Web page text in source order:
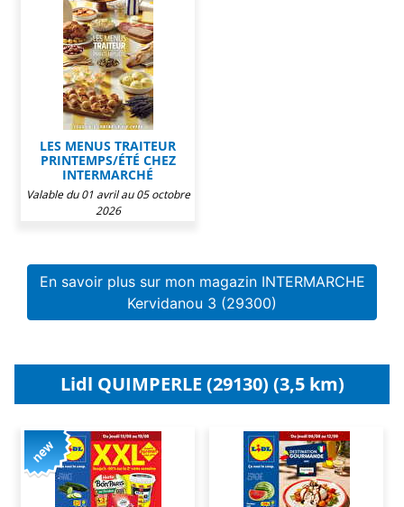
LES MENUS TRAITEUR
PRINTEMPS/ÉTÉ CHEZ
INTERMARCHÉ
Valable du 01 avril au 05 octobre
2026
En savoir plus sur mon magazin INTERMARCHE
Kervidanou 3 (29300)
Lidl QUIMPERLE (29130) (3,5 km)